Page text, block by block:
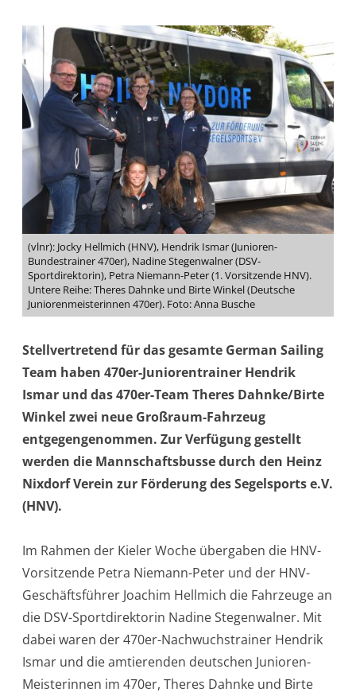
(vlnr): Jocky Hellmich (HNV), Hendrik Ismar (Junioren-
Bundestrainer 470er), Nadine Stegenwalner (DSV-
Sportdirektorin), Petra Niemann-Peter (1. Vorsitzende HNV).
Untere Reihe: Theres Dahnke und Birte Winkel (Deutsche
Juniorenmeisterinnen 470er). Foto: Anna Busche
Stellvertretend für das gesamte German Sailing
Team haben 470er-Juniorentrainer Hendrik
Ismar und das 470er-Team Theres Dahnke/Birte
Winkel zwei neue Großraum-Fahrzeug
entgegengenommen. Zur Verfügung gestellt
werden die Mannschaftsbusse durch den Heinz
Nixdorf Verein zur Förderung des Segelsports e.V.
(HNV).
Im Rahmen der Kieler Woche übergaben die HNV-
Vorsitzende Petra Niemann-Peter und der HNV-
Geschäftsführer Joachim Hellmich die Fahrzeuge an
die DSV-Sportdirektorin Nadine Stegenwalner. Mit
dabei waren der 470er-Nachwuchstrainer Hendrik
Ismar und die amtierenden deutschen Junioren-
Meisterinnen im 470er, Theres Dahnke und Birte